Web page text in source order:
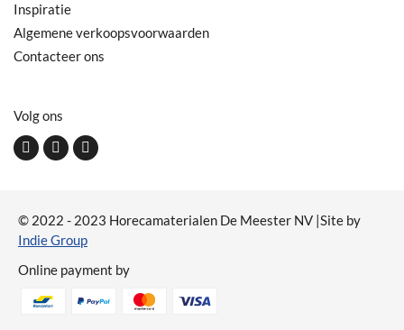
Volg ons
Inspiratie
Algemene verkoopsvoorwaarden
Contacteer ons
© 2022 - 2023 Horecamaterialen De Meester NV |Site by
Indie Group
Online payment by